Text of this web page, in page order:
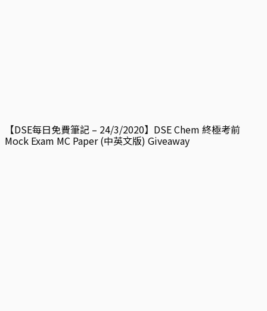
【DSE每日免費筆記 – 24/3/2020】DSE Chem 終極考前
Mock Exam MC Paper (中英文版) Giveaway